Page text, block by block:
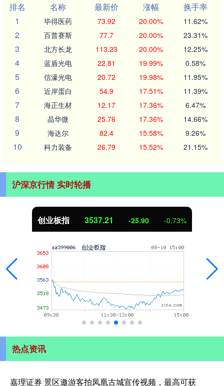
排名
名称 最新价 涨幅
换手率
1
毕得医药 73.92 20.00% 11.62%
2 百普赛斯 77.7 20.00% 23.31%
3 北方长龙 113.23 20.00% 12.25%
4 蓝盾光电 22.81 19.99% 0.58%
5 信濠光电 20.72 19.98% 11.95%
6 近岸蛋白 54.9 17.51% 11.39%
7 海正生材 12.17 17.36% 6.47%
8 晶华微 25.76 17.36% 14.66%
9 海达尔 82.4 15.58% 9.26%
10 科力装备 26.79 15.52% 21.15%
沪深京行情 实时轮播
创业板指 3537.21 -25.90 -0.73%
热点资讯
嘉理证券 景区邀游客拍凤凰古城宣传视频，最高可获